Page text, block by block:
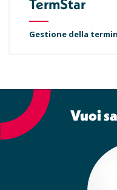
TermStar
Gestione della
Vuoi